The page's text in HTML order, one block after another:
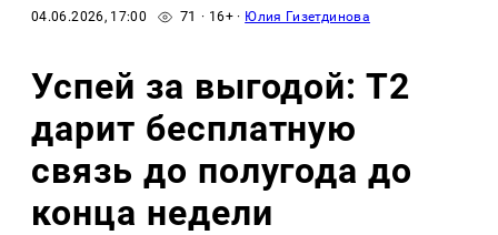
04.06.2026, 17:00 71 · 16+ · Юлия Гизетдинова
Успей за выгодой: Т2
дарит бесплатную
связь до полугода до
конца недели